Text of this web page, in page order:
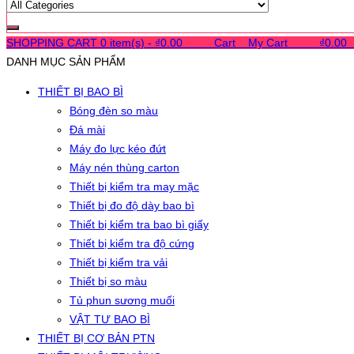
SHOPPING CART 0 item(s) - ₫0.00 Cart My Cart ₫0.00
DANH MỤC SẢN PHẨM
THIẾT BỊ BAO BÌ
Bóng đèn so màu
Đá mài
Máy đo lực kéo đứt
Máy nén thùng carton
Thiết bị kiểm tra may mặc
Thiết bị đo độ dày bao bì
Thiết bị kiểm tra bao bì giấy
Thiết bị kiểm tra độ cứng
Thiết bị kiểm tra vải
Thiết bị so màu
Tủ phun sương muối
VẬT TƯ BAO BÌ
THIẾT BỊ CƠ BẢN PTN